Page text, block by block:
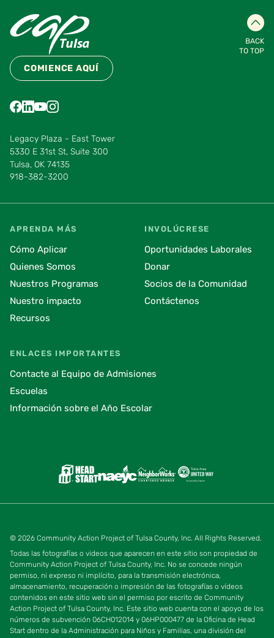
BACK
TO TOP
COMIENCE AQUÍ
Find us on Facebook
Find us on LinkedIn
Find us on YouTube
Find us on Instagram
Find us on Pinterest
Find us on Vimeo
Legacy Plaza - East Tower
5330 E 31st St, Suite 300
Tulsa, OK 74135
918-382-3200
ENLACES IMPORTANTES
Contacte al Equipo de Admisiones
Escuelas
Información sobre el Año Escolar
APRENDA MÁS
Cómo Aplicar
Quienes Somos
Nuestros Programas
Nuestro impacto
Recursos
INVOLÚCRESE
Oportunidades Laborales
Donar
Socios de la Comunidad
Contáctenos
© 2026 Community Action Project of Tulsa County, Inc. All Rights Reserved.
Todas las fotografías o videos que aparecen en este sitio son propiedad de
Community Action Project of Tulsa County, Inc. No se concede ningún
permiso, ni expreso ni implícito, para la transmisión electrónica,
almacenamiento, recuperación o impresión de las fotografías o vídeos
contenidos en este sitio web sin el permiso por escrito de Community
Action Project of Tulsa County, Inc. Este sitio web cuenta con el apoyo de los
números de subvención 06CH012014 y 06HP000477 de la Oficina de Head
Start dentro de la Administración para Niños y Familias, una división del